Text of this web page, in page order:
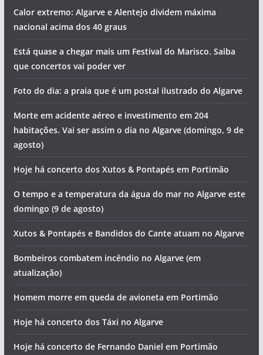
Calor extremo: Algarve e Alentejo dividem máxima
nacional acima dos 40 graus
Está quase a chegar mais um Festival do Marisco. Saiba
que concertos vai poder ver
Foto do dia: a praia que é um postal ilustrado do Algarve
Morte em acidente aéreo e investimento em 204
habitações. Vai ser assim o dia no Algarve (domingo, 9 de
agosto)
Hoje há concerto dos Xutos & Pontapés em Portimão
O tempo e a temperatura da água do mar no Algarve este
domingo (9 de agosto)
Xutos & Pontapés e Bandidos do Cante atuam no Algarve
Bombeiros combatem incêndio no Algarve (em
atualização)
Homem morre em queda de avioneta em Portimão
Hoje há concerto dos Táxi no Algarve
Hoje há concerto de Fernando Daniel em Portimão